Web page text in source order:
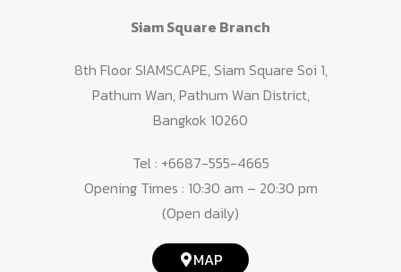
Siam Square Branch
8th Floor SIAMSCAPE, Siam Square Soi 1,
Pathum Wan, Pathum Wan District,
Bangkok 10260
Tel : +6687-555-4665
Opening Times : 10:30 am – 20:30 pm
(Open daily)
MAP